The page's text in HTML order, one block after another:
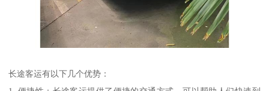
长途客运有以下几个优势：